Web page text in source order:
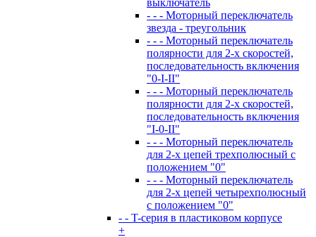
выключатель
- - - Моторный переключатель
звезда - треугольник
- - - Моторный переключатель
полярности для 2-х скоростей,
последовательность включения
"0-I-II"
- - - Моторный переключатель
полярности для 2-х скоростей,
последовательность включения
"I-0-II"
- - - Моторный переключатель
для 2-х цепей трехполюсный с
положением "0"
- - - Моторный переключатель
для 2-х цепей четырехполюсный
с положением "0"
- - T-серия в пластиковом корпусе
+